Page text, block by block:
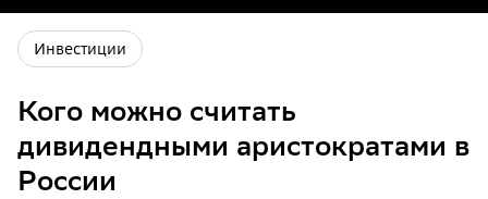
Инвестиции
Кого можно считать
дивидендными аристократами в
России